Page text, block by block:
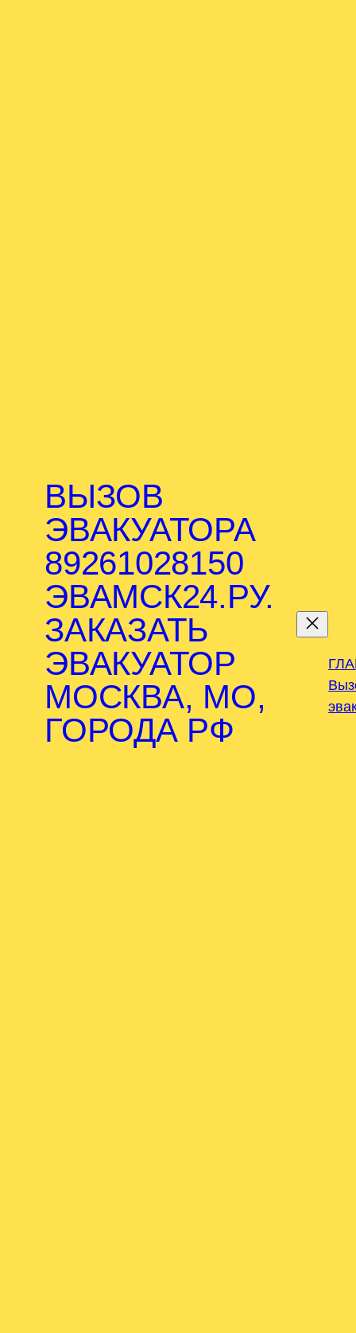
ВЫЗОВ
ЭВАКУАТОРА
89261028150
ЭВАМСК24.РУ.
ЗАКАЗАТЬ
ЭВАКУАТОР
МОСКВА, МО,
ГОРОДА РФ